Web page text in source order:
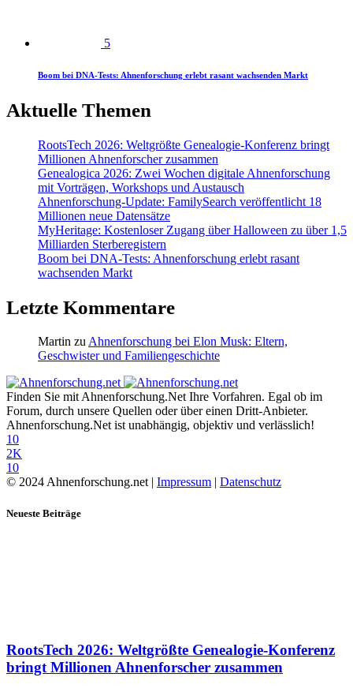
5
Boom bei DNA-Tests: Ahnenforschung erlebt rasant wachsenden Markt
Aktuelle Themen
RootsTech 2026: Weltgrößte Genealogie-Konferenz bringt
Millionen Ahnenforscher zusammen
Genealogica 2026: Zwei Wochen digitale Ahnenforschung
mit Vorträgen, Workshops und Austausch
Ahnenforschung-Update: FamilySearch veröffentlicht 18
Millionen neue Datensätze
MyHeritage: Kostenloser Zugang über Halloween zu über 1,5
Milliarden Sterberegistern
Boom bei DNA-Tests: Ahnenforschung erlebt rasant
wachsenden Markt
Letzte Kommentare
Martin zu Ahnenforschung bei Elon Musk: Eltern,
Geschwister und Familiengeschichte
Finden Sie mit Ahnenforschung.Net Ihre Vorfahren. Egal ob im
Forum, durch unsere Quellen oder über einen Dritt-Anbieter.
Ahnenforschung.Net ist unabhängig, objektiv und verlässlich!
10
2K
10
© 2024 Ahnenforschung.net | Impressum | Datenschutz
Neueste Beiträge
RootsTech 2026: Weltgrößte Genealogie-Konferenz
bringt Millionen Ahnenforscher zusammen